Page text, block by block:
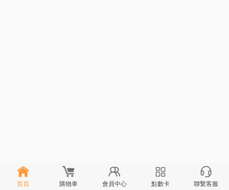
首頁 購物車 會員中心 點數卡 聯繫客服